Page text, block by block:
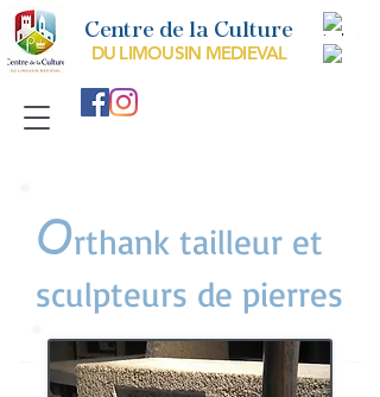
Centre de la Culture
DU LIMOUSIN MEDIEVAL
Orthank tailleur et
sculpteurs de pierres